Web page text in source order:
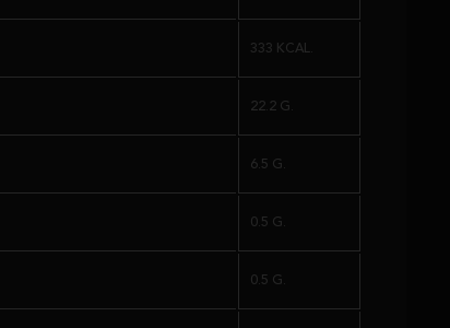
333 KCAL.
22.2 G.
6.5 G.
0.5 G.
0.5 G.